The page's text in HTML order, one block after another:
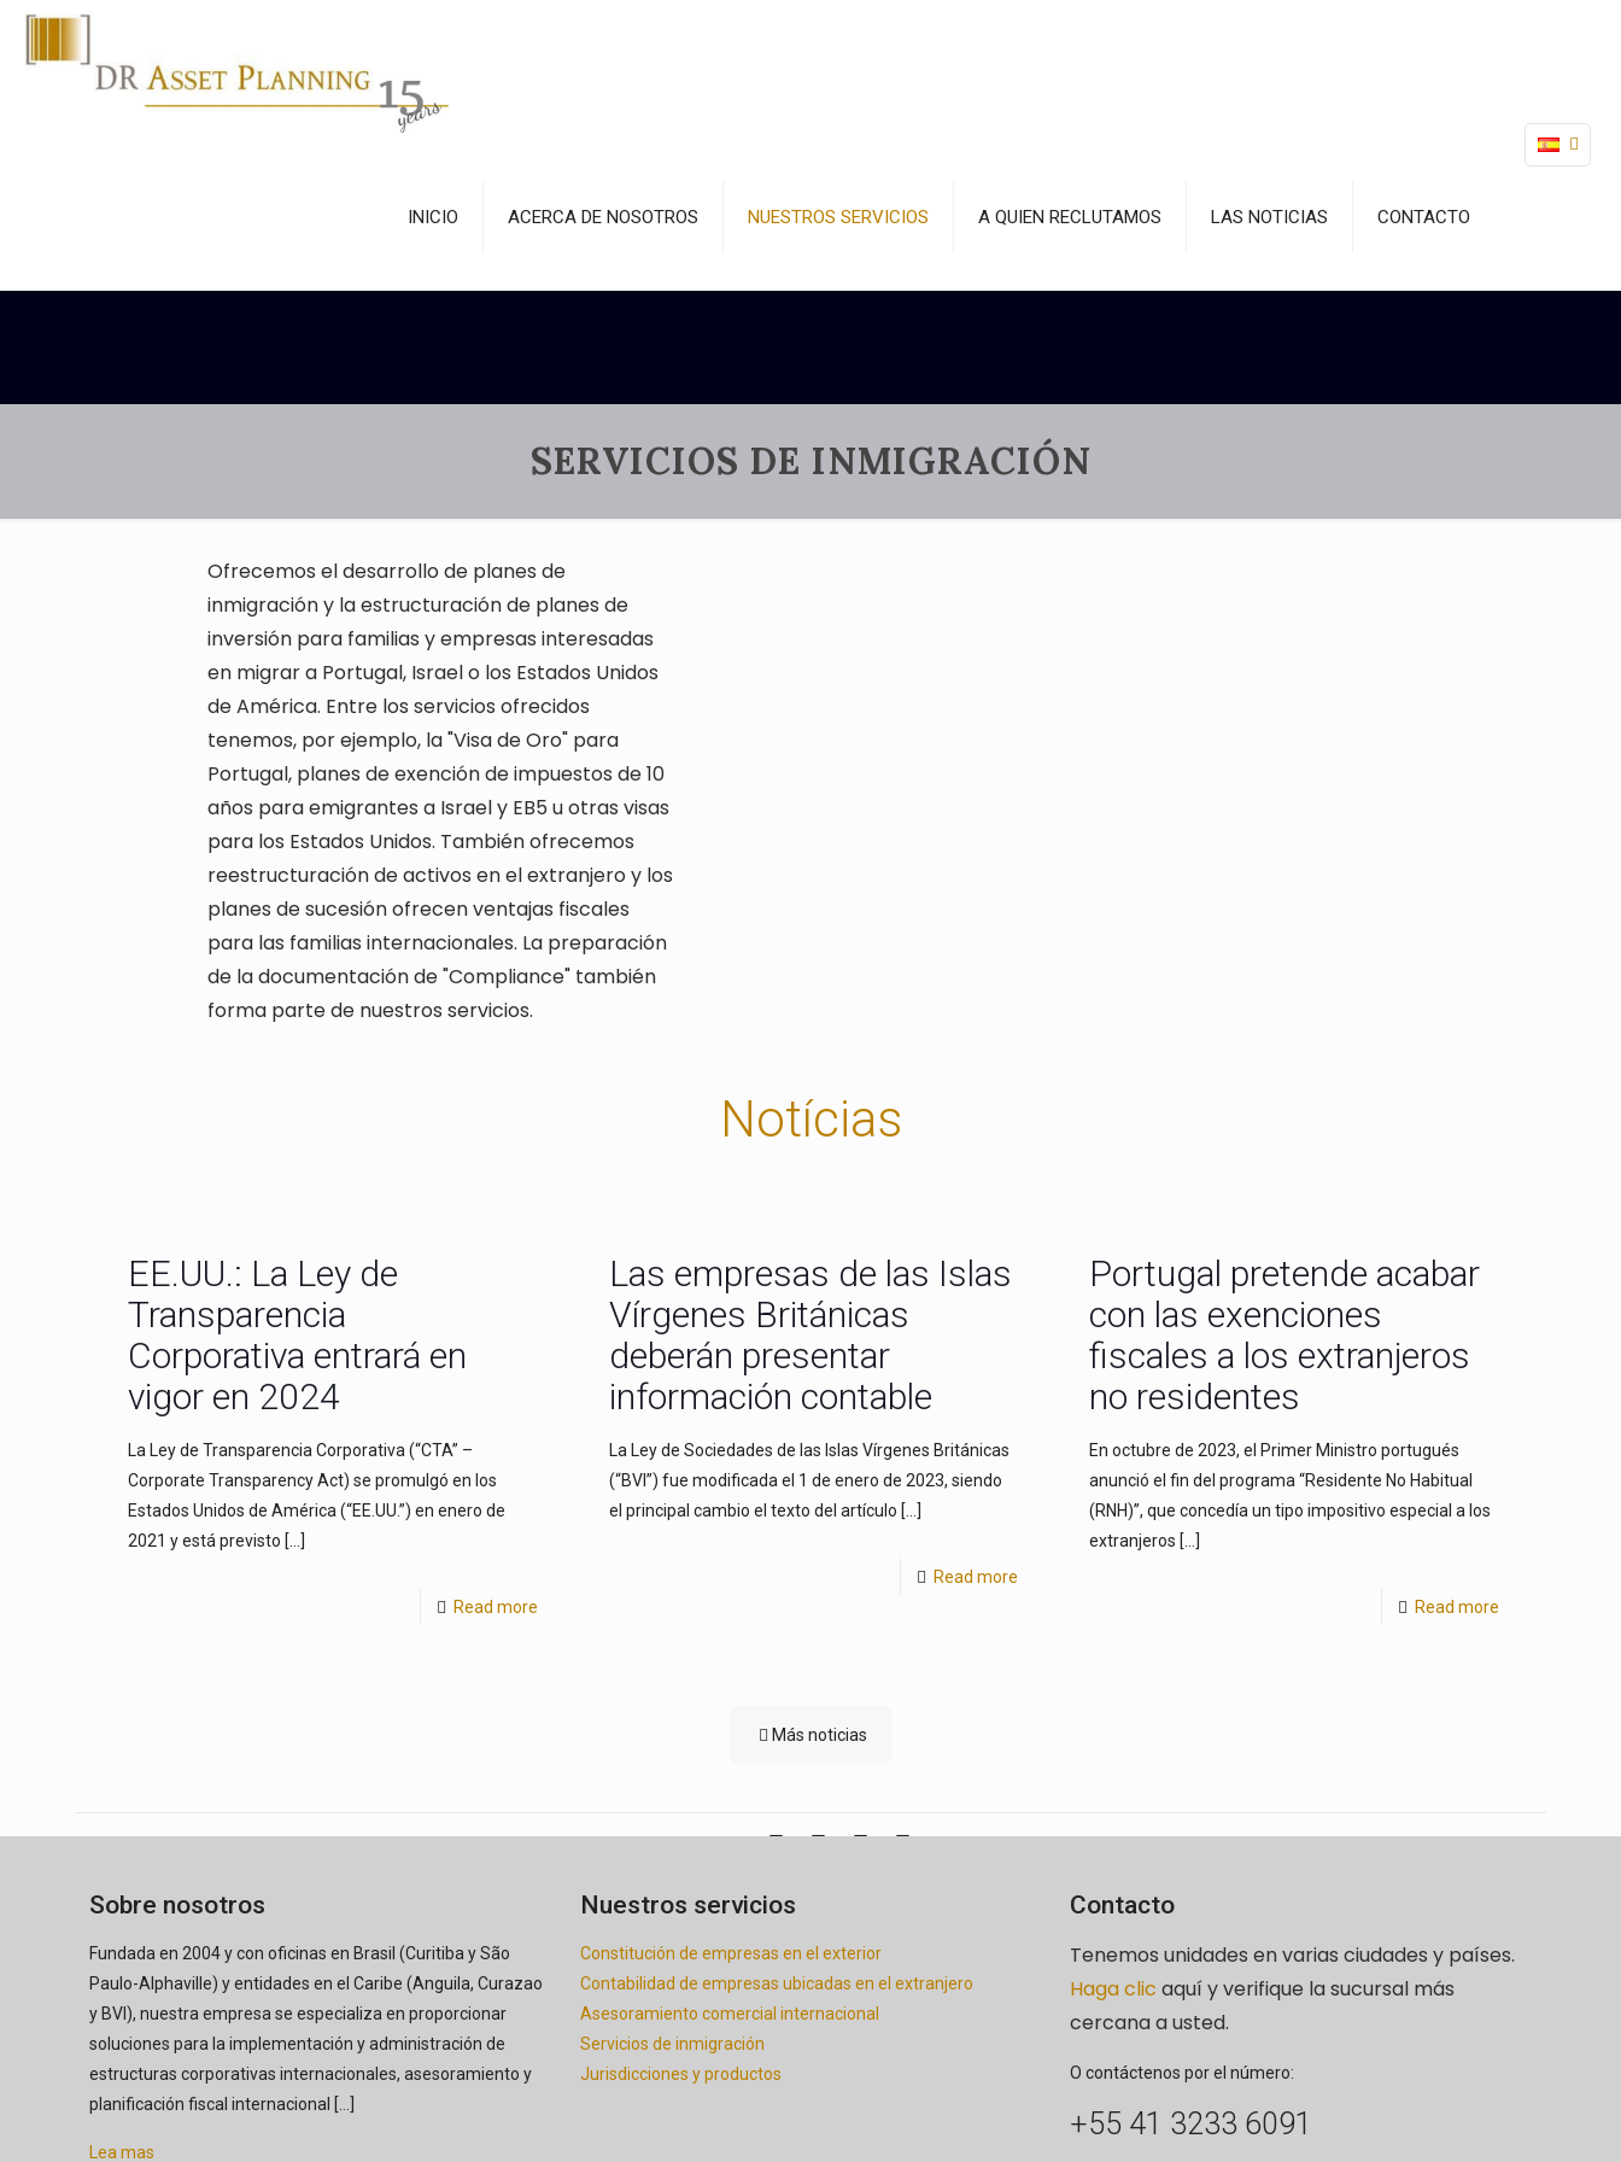
INICIO ACERCA DE NOSOTROS NUESTROS SERVICIOS A QUIEN RECLUTAMOS LAS NOTICIAS CONTACTO
SERVICIOS DE INMIGRACIÓN
Ofrecemos el desarrollo de planes de
inmigración y la estructuración de planes de
inversión para familias y empresas interesadas
en migrar a Portugal, Israel o los Estados Unidos
de América. Entre los servicios ofrecidos
tenemos, por ejemplo, la "Visa de Oro" para
Portugal, planes de exención de impuestos de 10
años para emigrantes a Israel y EB5 u otras visas
para los Estados Unidos. También ofrecemos
reestructuración de activos en el extranjero y los
planes de sucesión ofrecen ventajas fiscales
para las familias internacionales. La preparación
de la documentación de "Compliance" también
forma parte de nuestros servicios.
Notícias
EE.UU.: La Ley de
Transparencia
Corporativa entrará en
vigor en 2024
La Ley de Transparencia Corporativa (“CTA” –
Corporate Transparency Act) se promulgó en los
Estados Unidos de América (“EE.UU.”) en enero de
2021 y está previsto […]
Read more
Las empresas de las Islas
Vírgenes Británicas
deberán presentar
información contable
La Ley de Sociedades de las Islas Vírgenes Británicas
(“BVI”) fue modificada el 1 de enero de 2023, siendo
el principal cambio el texto del artículo […]
Read more
Portugal pretende acabar
con las exenciones
fiscales a los extranjeros
no residentes
En octubre de 2023, el Primer Ministro portugués
anunció el fin del programa “Residente No Habitual
(RNH)”, que concedía un tipo impositivo especial a los
extranjeros […]
Read more
Más noticias
Sobre nosotros
Fundada en 2004 y con oficinas en Brasil (Curitiba y São
Paulo-Alphaville) y entidades en el Caribe (Anguila, Curazao
y BVI), nuestra empresa se especializa en proporcionar
soluciones para la implementación y administración de
estructuras corporativas internacionales, asesoramiento y
planificación fiscal internacional [...]
Lea mas
Nuestros servicios
Constitución de empresas en el exterior
Contabilidad de empresas ubicadas en el extranjero
Asesoramiento comercial internacional
Servicios de inmigración
Jurisdicciones y productos
Contacto
Tenemos unidades en varias ciudades y países.
Haga clic aquí y verifique la sucursal más
cercana a usted.
O contáctenos por el número:
+55 41 3233 6091